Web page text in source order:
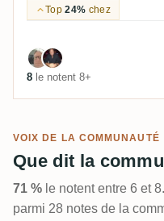
Top24% chez
8 le notent 8+
VOIX DE LA COMMUNAUTÉ
Que dit la
71 % le notent entre 6 et
parmi 28 notes de la